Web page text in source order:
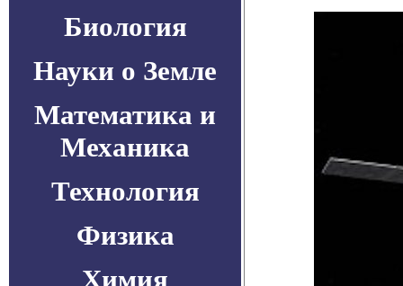
Биология
Науки о Земле
Математика и
Механика
Технология
Физика
Химия